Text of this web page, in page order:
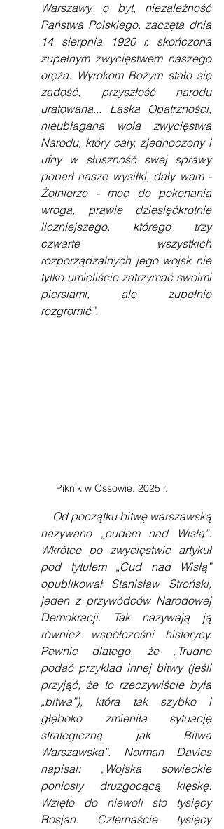
Warszawy, o byt, niezależność
Państwa Polskiego, zaczęta dnia
14 sierpnia 1920 r. skończona
zupełnym zwycięstwem naszego
oręża. Wyrokom Bożym stało się
zadość, przyszłość narodu
uratowana... Łaska Opatrzności,
nieubłagana wola zwycięstwa
Narodu, który cały, zjednoczony i
ufny w słuszność swej sprawy
poparł nasze wysiłki, dały wam -
Żołnierze - moc do pokonania
wroga, prawie dziesięćkrotnie
liczniejszego, którego trzy
czwarte wszystkich
rozporządzalnych jego wojsk nie
tylko umieliście zatrzymać swoimi
piersiami, ale zupełnie
rozgromić”.
Piknik w Ossowie. 2025 r.
Od początku bitwę warszawską
nazywano „cudem nad Wisłą”.
Wkrótce po zwycięstwie artykuł
pod tytułem „Cud nad Wisłą”
opublikował Stanisław Stroński,
jeden z przywódców Narodowej
Demokracji. Tak nazywają ją
również współcześni historycy.
Pewnie dlatego, że „Trudno
podać przykład innej bitwy (jeśli
przyjąć, że to rzeczywiście była
„bitwa”), która tak szybko i
głęboko zmieniła sytuację
strategiczną jak Bitwa
Warszawska”. Norman Davies
napisał: „Wojska sowieckie
poniosły druzgocącą klęskę.
Wzięto do niewoli sto tysięcy
Rosjan. Czternaście tysięcy